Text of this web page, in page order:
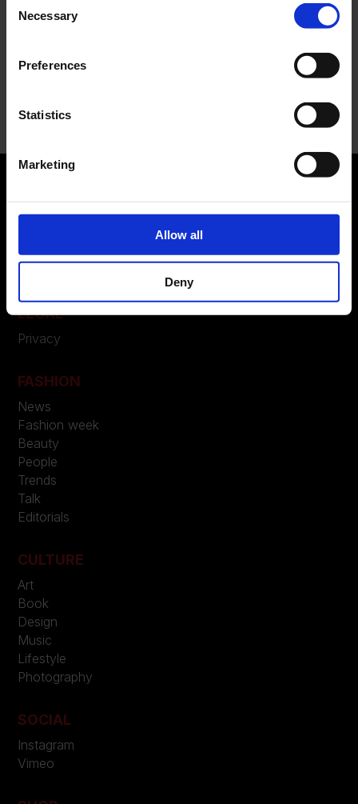
Selection
Necessary
Preferences
Statistics
Marketing
Allow all
Deny
Xiao Wen Ju sono le protagoniste della nuova
campagna FW 2026
Recent Comments
Manifesto
LEGAL
Privacy
FASHION
News
Fashion week
Beauty
People
Trends
Talk
Editorials
CULTURE
Art
Book
Design
Music
Lifestyle
Photography
SOCIAL
Instagram
Vimeo